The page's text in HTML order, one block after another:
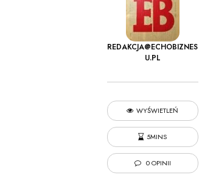
REDAKCJA@ECHOBIZNES
U.PL
WYŚWIETLEŃ
5MINS
0 OPINII